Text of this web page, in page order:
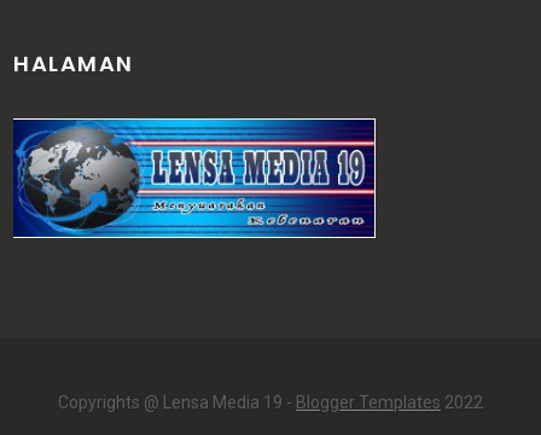
HALAMAN
Copyrights @ Lensa Media 19 - Blogger Templates 2022